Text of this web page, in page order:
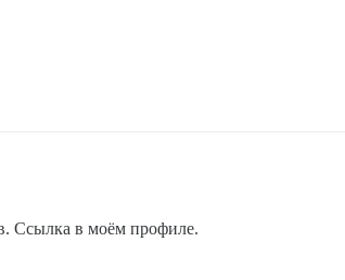
Ссылка в моём профиле.